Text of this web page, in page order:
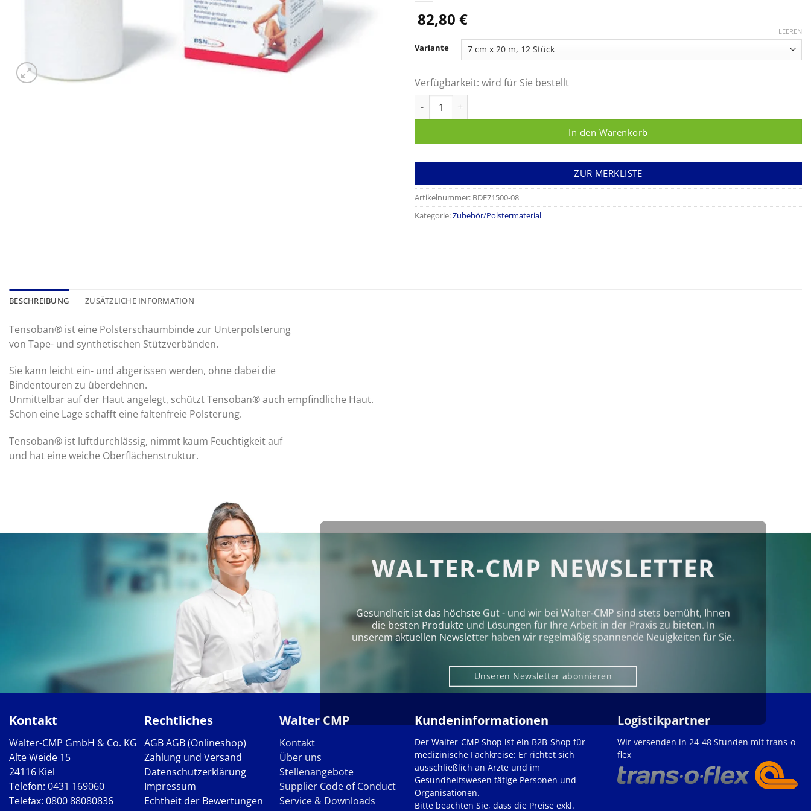
82,80 €
Variante
LEEREN
Verfügbarkeit: wird für Sie bestellt
In den Warenkorb
ZUR MERKLISTE
Artikelnummer: BDF71500-08
Kategorie:Zubehör/Polstermaterial
BESCHREIBUNG ZUSÄTZLICHE INFORMATION
Tensoban® ist eine Polsterschaumbinde zur Unterpolsterung
von Tape- und synthetischen Stützverbänden.
Sie kann leicht ein- und abgerissen werden, ohne dabei die
Bindentouren zu überdehnen.
Unmittelbar auf der Haut angelegt, schützt Tensoban® auch empfindliche Haut.
Schon eine Lage schafft eine faltenfreie Polsterung.
Tensoban® ist luftdurchlässig, nimmt kaum Feuchtigkeit auf
und hat eine weiche Oberflächenstruktur.
WALTER-CMP NEWSLETTER
Gesundheit ist das höchste Gut - und wir bei Walter‑CMP sind stets bemüht, Ihnen
die besten Produkte und Lösungen für Ihre Arbeit in der Praxis zu bieten. In
unserem aktuellen Newsletter haben wir regelmäßig spannende Neuigkeiten für Sie.
Unseren Newsletter abonnieren
Kontakt
Walter-CMP GmbH & Co. KG
Alte Weide 15
24116 Kiel
Telefon: 0431 169060
Telefax: 0800 88080836
Rechtliches
AGBAGB (Onlineshop)
Zahlung und Versand
Datenschutzerklärung
Impressum
Echtheit der Bewertungen
Walter CMP
Kontakt
Über uns
Stellenangebote
Supplier Code of Conduct
Service & Downloads
Kundeninformationen
Der Walter-CMP Shop ist ein B2B-Shop für
medizinische Fachkreise: Er richtet sich
ausschließlich an Ärzte und im
Gesundheitswesen tätige Personen und
Organisationen.
Bitte beachten Sie, dass die Preise exkl.
Logistikpartner
Wir versenden in 24-48 Stunden mit trans-o-
flex